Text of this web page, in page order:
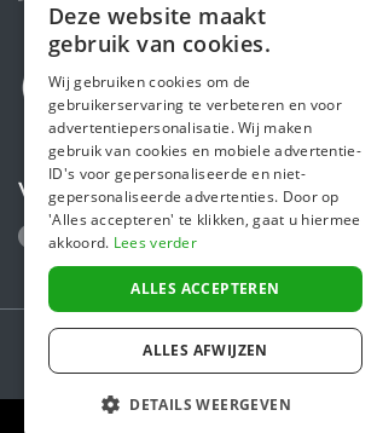
Volg ons
Secure payments powered by
Steunactie is een initiatief van Sponsor
ENGLISH
Deze website maakt
gebruik van cookies.
Wij gebruiken cookies om de
gebruikerservaring te verbeteren en voor
advertentiepersonalisatie. Wij maken
gebruik van cookies en mobiele advertentie-
ID's voor gepersonaliseerde en niet-
gepersonaliseerde advertenties. Door op
'Alles accepteren' te klikken, gaat u hiermee
akkoord. Lees verder
ALLES ACCEPTEREN
ALLES AFWIJZEN
DETAILS WEERGEVEN